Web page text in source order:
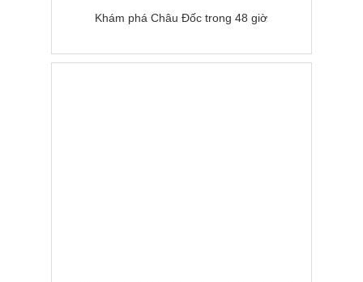
Khám phá Châu Đốc trong 48 giờ